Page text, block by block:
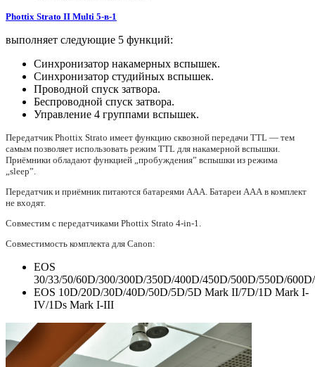
Phottix Strato II Multi 5-в-1
выполняет следующие 5 функций:
Синхронизатор накамерных вспышек.
Синхронизатор студийных вспышек.
Проводной спуск затвора.
Беспроводной спуск затвора.
Управление 4 группами вспышек.
Передатчик Phottix Strato имеет функцию сквозной передачи TTL — тем
самым позволяет использовать режим TTL для накамерной вспышки.
Приёмники обладают функцией „пробуждения” вспышки из режима
„sleep”.
Передатчик и приёмник питаются батареями ААА. Батареи ААА в комплект
не входят.
Совместим с передатчиками Phottix Strato 4-in-1.
Совместимость комплекта для Canon:
EOS
30/33/50/60D/300/300D/350D/400D/450D/500D/550D/
EOS 10D/20D/30D/40D/50D/5D/5D Mark II/7D/1D Mark I-
IV/1Ds Mark I-III